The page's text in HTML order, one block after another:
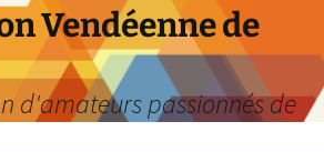
Vendéenne de
d'amateurs passionnés de